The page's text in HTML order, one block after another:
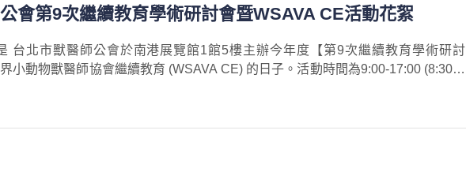
會第9次繼續教育學術研討會暨WSAVA CE活動花絮
台北市獸醫師公會於南港展覽館1館5樓主辦今年度【第9次繼續教育學術研討
小動物獸醫師協會繼續教育 (WSAVA CE) 的日子。活動時間為9:00-17:00 (8:30開
排了5場研討會